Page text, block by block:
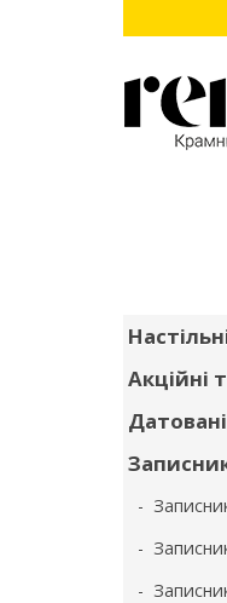
Акційні
-
-
-